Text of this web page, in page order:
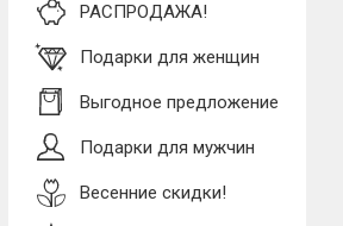
РАСПРОДАЖА!
Подарки для женщин
Выгодное предложение
Подарки для мужчин
Весенние скидки!